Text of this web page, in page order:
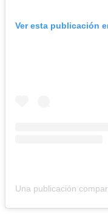
Ver esta publicación